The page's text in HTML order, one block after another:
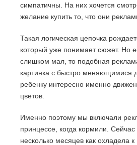
симпатичны. На них хочется
желание купить то, что они
Такая логическая цепочка
который уже понимает сюжет. Но
слишком мал, то подобная
картинка с быстро меняющимися
ребенку интересно именно
цветов.
Именно поэтому мы включали
принцессе, когда кормили.
несколько месяцев как охладела к